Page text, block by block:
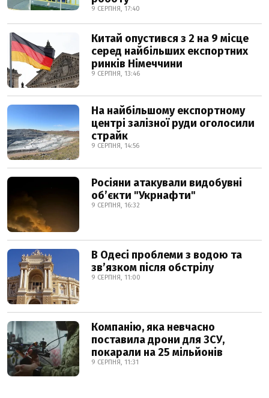
9 СЕРПНЯ, 17:40
Китай опустився з 2 на 9 місце
серед найбільших експортних
ринків Німеччини
9 СЕРПНЯ, 13:46
На найбільшому експортному
центрі залізної руди оголосили
страйк
9 СЕРПНЯ, 14:56
Росіяни атакували видобувні
обʼєкти "Укрнафти"
9 СЕРПНЯ, 16:32
В Одесі проблеми з водою та
звʼязком після обстрілу
9 СЕРПНЯ, 11:00
Компанію, яка невчасно
поставила дрони для ЗСУ,
покарали на 25 мільйонів
9 СЕРПНЯ, 11:31